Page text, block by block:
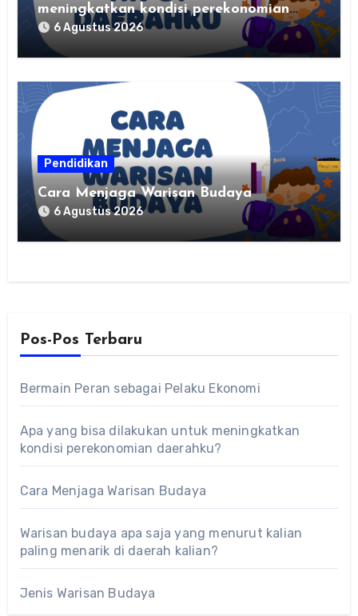
meningkatkan kondisi perekonomian
daerahku?
6 Agustus 2026
Pendidikan
Cara Menjaga Warisan Budaya
6 Agustus 2026
Pos-Pos Terbaru
Bermain Peran sebagai Pelaku Ekonomi
Apa yang bisa dilakukan untuk meningkatkan
kondisi perekonomian daerahku?
Cara Menjaga Warisan Budaya
Warisan budaya apa saja yang menurut kalian
paling menarik di daerah kalian?
Jenis Warisan Budaya